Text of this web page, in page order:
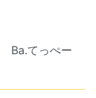
Ba.てっぺー